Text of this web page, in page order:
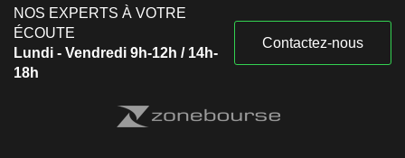
NOS EXPERTS À VOTRE
ÉCOUTE
Lundi - Vendredi 9h-12h / 14h-
18h
Contactez-nous